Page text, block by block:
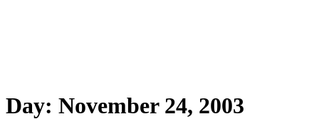
Day: November 24, 2003